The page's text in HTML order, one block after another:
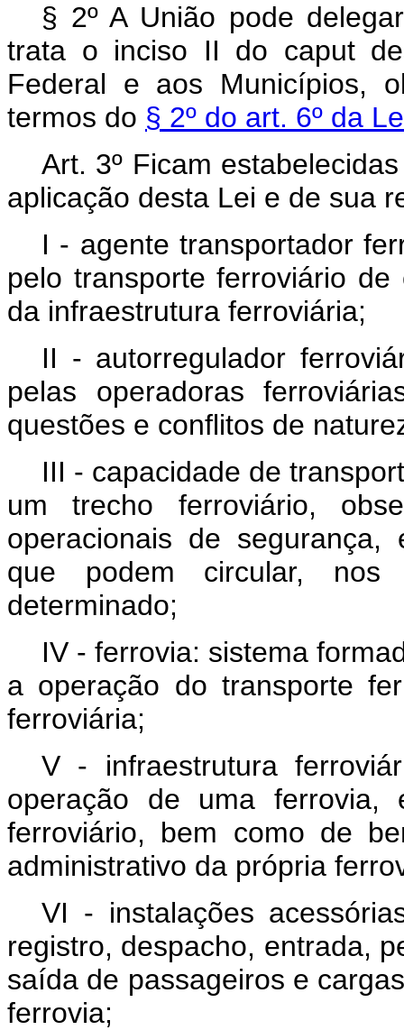
§ 2º A União pode
trata o inciso II do caput
Federal e aos Municípios,
termos do § 2º do art. 6º da
Art. 3º Ficam
aplicação desta Lei e de sua
I - agente transportador
pelo transporte ferroviário
da infraestrutura ferroviária;
II - autorregulador
pelas operadoras
questões e conflitos de
III - capacidade de
um trecho ferroviário,
operacionais de
que podem circular,
determinado;
IV - ferrovia: sistema
a operação do transporte
ferroviária;
V - infraestrutura
operação de uma ferrovia,
ferroviário, bem como de
administrativo da própria
VI - instalações
registro, despacho, entrada,
saída de passageiros e
ferrovia;